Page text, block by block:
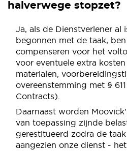
halverwege stopzet?
Ja, als de Dienstverlener al
begonnen met de taak,
compenseren voor het
voor eventuele extra
materialen,
overeenstemming met §
Contracts).
Daarnaast worden
van toepassing zijnde
gerestitueerd zodra de
aangezien onze dienst -